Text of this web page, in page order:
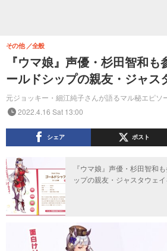
『ウマ娘』声優・杉田智和
ールドシップの親友・ジャス
元ジョッキー・細江純子さんが語るマル秘エピソ
その他 全般
2022.4.16 Sat 13:00
シェア ポスト
『ウマ娘』声優・杉田智和
ップの親友・ジャスタウェ